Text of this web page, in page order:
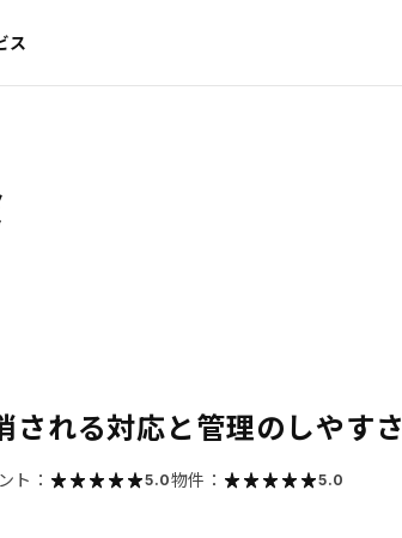
ス
される対応と管理のしやすさ
ト： 5.0物件： 5.0